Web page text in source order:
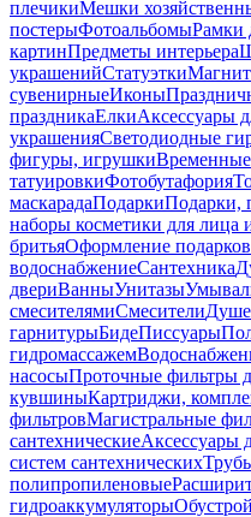
плечикиМешки
постерыФотоальбомыРамки
картинПредметы интерьера
украшенийСтатуэтки
сувенирныеИконы
праздникаЕлкиАксессуары
украшенияСветодиодные
фигуры, игрушкиВременные
татуировкиФотобутафория
маскарадаПодаркиПодарки,
наборы косметики для лица
бритьяОформление подарков
водоснабжениеСантехника
двериВанныУнитазы
смесителямиСмесители
гарнитурыБидеПиссуары
гидромассажем
насосыПроточные фильтры
кувшиныКартриджи,
фильтровМагистральные
сантехническиеАксессуары
систем сантехнических
полипропиленовые
гидроаккумуляторы